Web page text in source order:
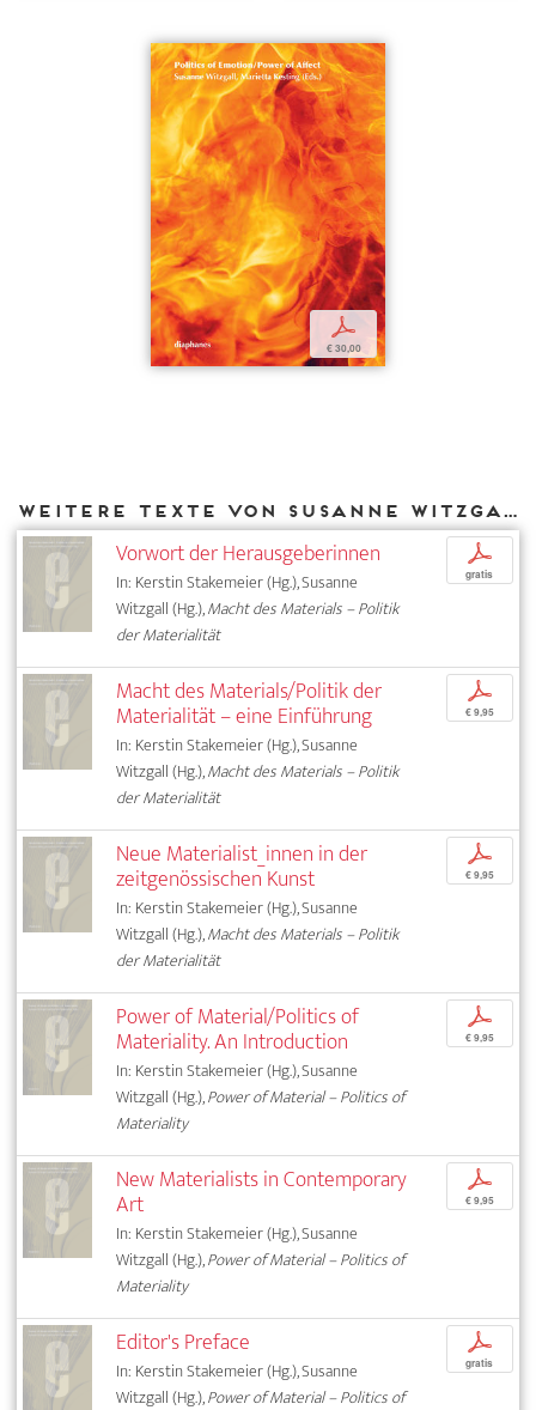
p
€ 30,00
Weitere Texte von Susanne Witzgall bei DIAPHANES
Vorwort der Herausgeberinnen
In: Kerstin Stakemeier (Hg.), Susanne
Witzgall (Hg.),Macht des Materials – Politik
der Materialität
p
gratis
Macht des Materials/Politik der
Materialität – eine Einführung
In: Kerstin Stakemeier (Hg.), Susanne
Witzgall (Hg.),Macht des Materials – Politik
der Materialität
p
€ 9,95
Neue Materialist_innen in der
zeitgenössischen Kunst
In: Kerstin Stakemeier (Hg.), Susanne
Witzgall (Hg.),Macht des Materials – Politik
der Materialität
p
€ 9,95
Power of Material/Politics of
Materiality. An Introduction
In: Kerstin Stakemeier (Hg.), Susanne
Witzgall (Hg.),Power of Material – Politics of
Materiality
p
€ 9,95
New Materialists in Contemporary
Art
In: Kerstin Stakemeier (Hg.), Susanne
Witzgall (Hg.),Power of Material – Politics of
Materiality
p
€ 9,95
Editor's Preface
In: Kerstin Stakemeier (Hg.), Susanne
Witzgall (Hg.),Power of Material – Politics of
p
gratis